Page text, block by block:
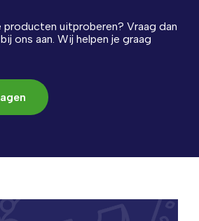
producten uitproberen? Vraag dan
ons aan. Wij helpen je graag